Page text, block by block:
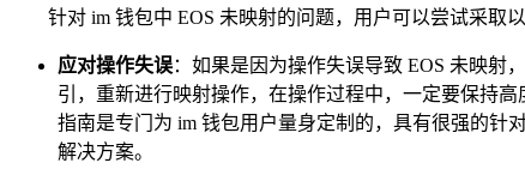
针对 im 钱包中 EOS 未映射的问题，用户可以尝试采取
应对操作失误：如果是因为操作失误导致 EOS 未映射
引，重新进行映射操作，在操作过程中，一定要保持
指南是专门为 im 钱包用户量身定制的，具有很强的针
解决方案。